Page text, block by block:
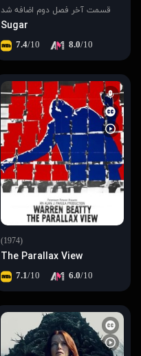
قسمت آخر فصل دوم اضافه شد
Sugar
7.4/10 8.0/10
(1974)
The Parallax View
7.1/10 6.0/10